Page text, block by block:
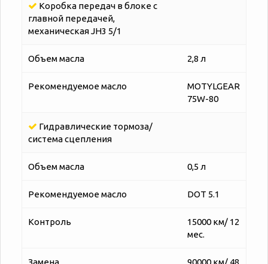
Коробка передач в блоке с
главной передачей,
механическая JH3 5/1
Объем масла 2,8 л
Рекомендуемое масло
MOTYLGEAR
75W-80
Гидравлические тормоза/
система сцепления
Объем масла 0,5 л
Рекомендуемое масло DOT 5.1
Контроль
15000 км/ 12
мес.
Замена 90000 км/ 48